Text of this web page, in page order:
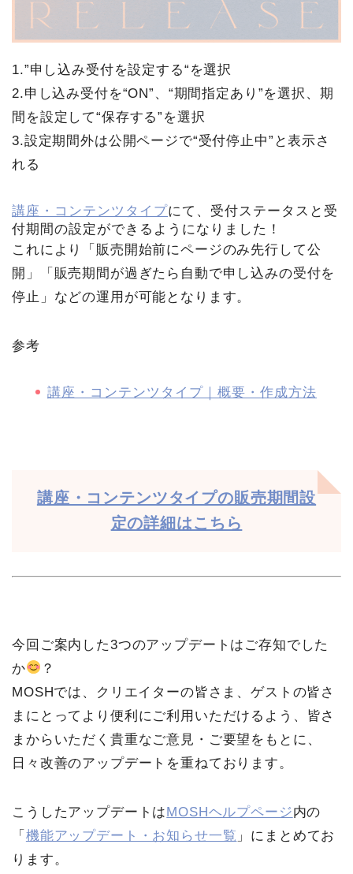
1.”申し込み受付を設定する“を選択
2.申し込み受付を“ON”、“期間指定あり”を選択、期
間を設定して“保存する”を選択
3.設定期間外は公開ページで“受付停止中”と表示さ
れる
講座・コンテンツタイプにて、受付ステータスと受
付期間の設定ができるようになりました！
これにより「販売開始前にページのみ先行して公
開」「販売期間が過ぎたら自動で申し込みの受付を
停止」などの運用が可能となります。
参考
講座・コンテンツタイプ｜概要・作成方法
講座・コンテンツタイプの販売期間設
定の詳細はこちら
今回ご案内した3つのアップデートはご存知でした
か
？
MOSHでは、クリエイターの皆さま、ゲストの皆さ
まにとってより便利にご利用いただけるよう、皆さ
まからいただく貴重なご意見・ご要望をもとに、
日々改善のアップデートを重ねております。
こうしたアップデートはMOSHヘルプページ内の
「 機能アップデート・お知らせ一覧 」にまとめてお
ります。